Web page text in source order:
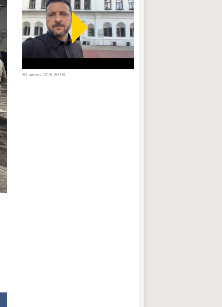
30 липня 2026 20:00